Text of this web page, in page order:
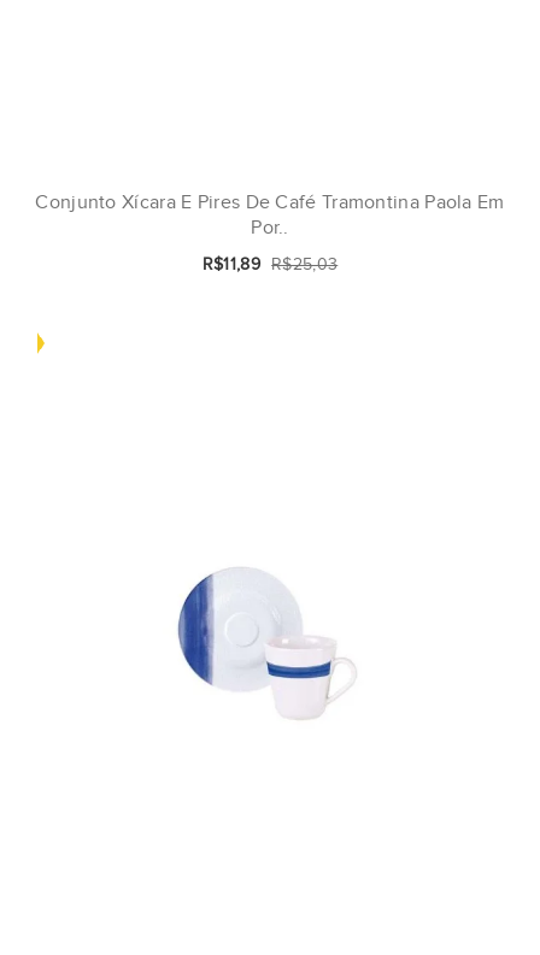
Conjunto Xícara E Pires De Café Tramontina Paola Em
Por..
R$11,89 R$25,03